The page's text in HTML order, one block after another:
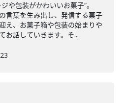
や包装がかわいいお菓子“。
言葉を生み出し、発信する菓子
え、お菓子箱や包装の始まりや
お話していきます。そ...